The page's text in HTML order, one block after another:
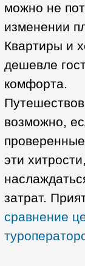
можно не
изменении
Квартиры и
дешевле
комфорта.
возможно,
эти
затрат.
сравнение